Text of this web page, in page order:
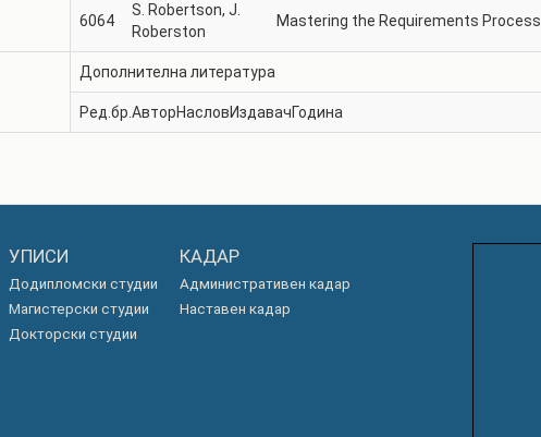
6064
S. Robertson, J.
Roberston
Mastering the Requirements Process
Дополнителна литература
Ред.бр. АвторНасловИздавачГодина
УПИСИ
Додипломски студии
Магистерски студии
Докторски студии
КАДАР
Административен кадар
Наставен кадар